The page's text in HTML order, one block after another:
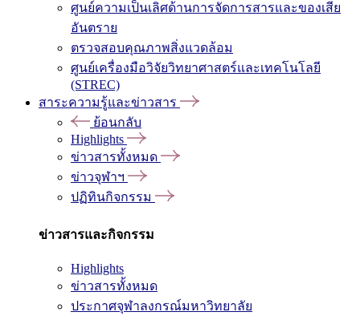
ศูนย์ความเป็นเลิศด้านการจัดการสารและของเสีย
อันตราย
ตรวจสอบคุณภาพสิ่งแวดล้อม
ศูนย์เครื่องมือวิจัยวิทยาศาสตร์และเทคโนโลยี
(STREC)
สาระความรู้และข่าวสาร
ย้อนกลับ
Highlights
ข่าวสารทั้งหมด
ข่าวจุฬาฯ
ปฏิทินกิจกรรม
ข่าวสารและกิจกรรม
Highlights
ข่าวสารทั้งหมด
ประกาศจุฬาลงกรณ์มหาวิทยาลัย